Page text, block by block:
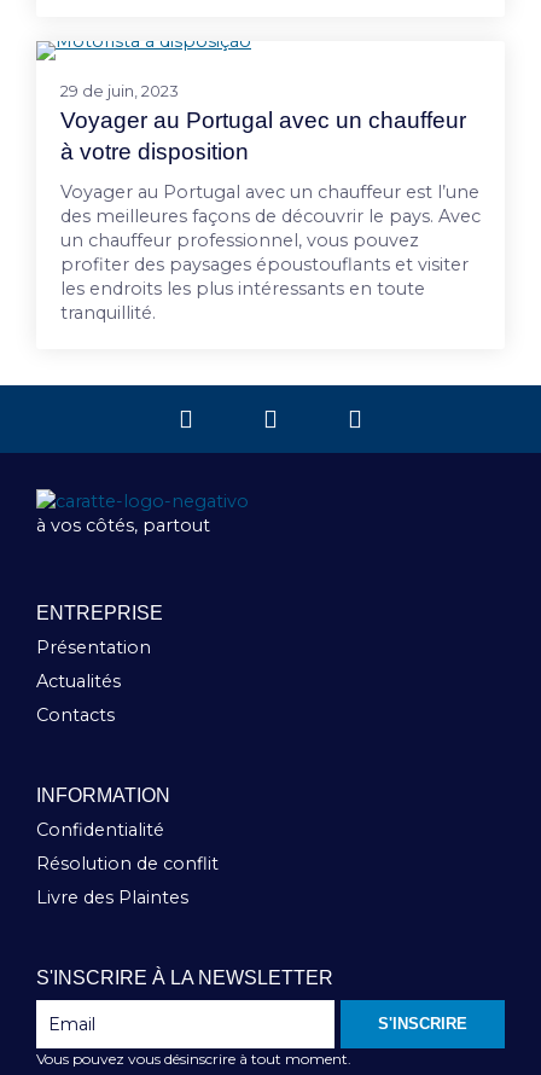
29 de juin, 2023
Voyager au Portugal avec un chauffeur
à votre disposition
Voyager au Portugal avec un chauffeur est l’une
des meilleures façons de découvrir le pays. Avec
un chauffeur professionnel, vous pouvez
profiter des paysages époustouflants et visiter
les endroits les plus intéressants en toute
tranquillité.
à vos côtés, partout
ENTREPRISE
Présentation
Actualités
Contacts
INFORMATION
Confidentialité
Résolution de conflit
Livre des Plaintes
S'INSCRIRE À LA NEWSLETTER
S'INSCRIRE
Vous pouvez vous désinscrire à tout moment.